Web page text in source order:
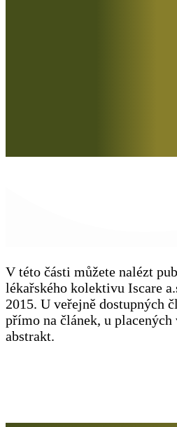
V této části můžete nalézt
lékařského kolektivu Iscare
2015. U veřejně dostupných
přímo na článek, u placených
abstrakt.